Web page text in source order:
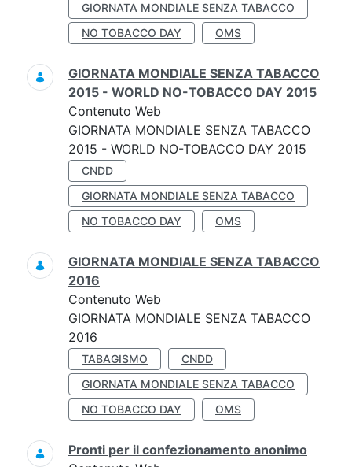
GIORNATA MONDIALE SENZA TABACCO
NO TOBACCO DAY
OMS
GIORNATA MONDIALE SENZA TABACCO
2015 - WORLD NO-TOBACCO DAY 2015
Contenuto Web
GIORNATA MONDIALE SENZA TABACCO
2015 - WORLD NO-TOBACCO DAY 2015
CNDD
GIORNATA MONDIALE SENZA TABACCO
NO TOBACCO DAY
OMS
GIORNATA MONDIALE SENZA TABACCO
2016
Contenuto Web
GIORNATA MONDIALE SENZA TABACCO
2016
TABAGISMO
CNDD
GIORNATA MONDIALE SENZA TABACCO
NO TOBACCO DAY
OMS
Pronti per il confezionamento anonimo